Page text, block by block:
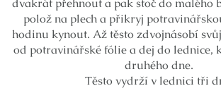
dvakrát přehnout a pak stoč do malého
polož na plech a přikryj
hodinu kynout. Až těsto zdvojnásobí
od potravinářské fólie a dej do lednice,
druhého dne.
Těsto vydrží v lednici tři